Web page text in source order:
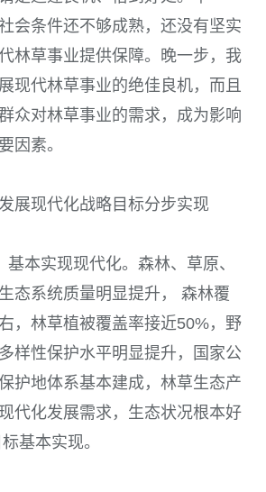
会条件还不够成熟，还没有坚实
林草事业提供保障。晚一步，我
现代林草事业的绝佳良机，而且
众对林草事业的需求，成为影响
因素。
展现代化战略目标分步实现
基本实现现代化。森林、草原、
态系统质量明显提升， 森林覆
，林草植被覆盖率接近50%，野
样性保护水平明显提升，国家公
护地体系基本建成，林草生态产
代化发展需求，生态状况根本好
基本实现。